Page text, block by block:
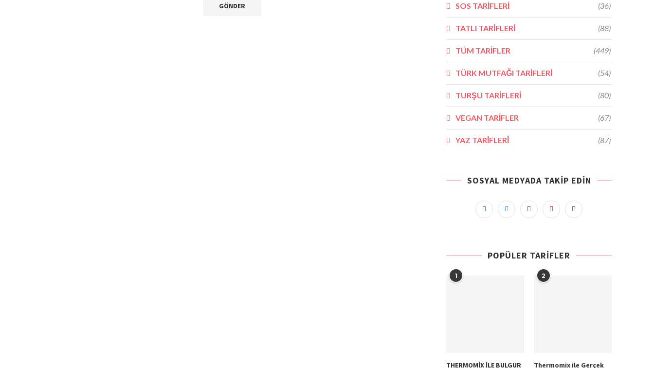
SOS TARİFLERİ (36)
TATLI TARİFLERİ (88)
TÜM TARİFLER (449)
TÜRK MUTFAĞI TARİFLERİ (54)
TURŞU TARİFLERİ (80)
VEGAN TARİFLER (67)
YAZ TARİFLERİ (87)
SOSYAL MEDYADA TAKIP EDIN
POPÜLER TARIFLER
1
THERMOMİX İLE BULGUR
2
Thermomix ile Gerçek